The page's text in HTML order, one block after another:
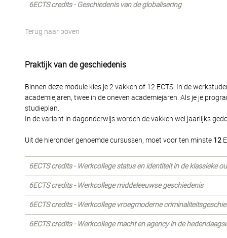
6ECTS credits - Geschiedenis van de globalisering
Terug naar boven
Praktijk van de geschiedenis
Binnen deze module kies je 2 vakken of 12 ECTS. In de
academiejaren, twee in de oneven academiejaren. Als je je
studieplan.
In de variant in dagonderwijs worden de vakken wel jaarlijks
Uit de hieronder genoemde cursussen, moet voor ten minste 12
6ECTS credits - Werkcollege status en identiteit in de klassieke
6ECTS credits - Werkcollege middeleeuwse geschiedenis
6ECTS credits - Werkcollege vroegmoderne
6ECTS credits - Werkcollege macht en agency in de